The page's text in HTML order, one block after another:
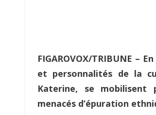
FIGAROVOX/TRIBUNE –
et personnalités de la
Katerine, se mobilisent
menacés d’épuration